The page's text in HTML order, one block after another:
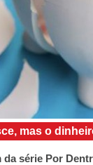
mas o
da série Por